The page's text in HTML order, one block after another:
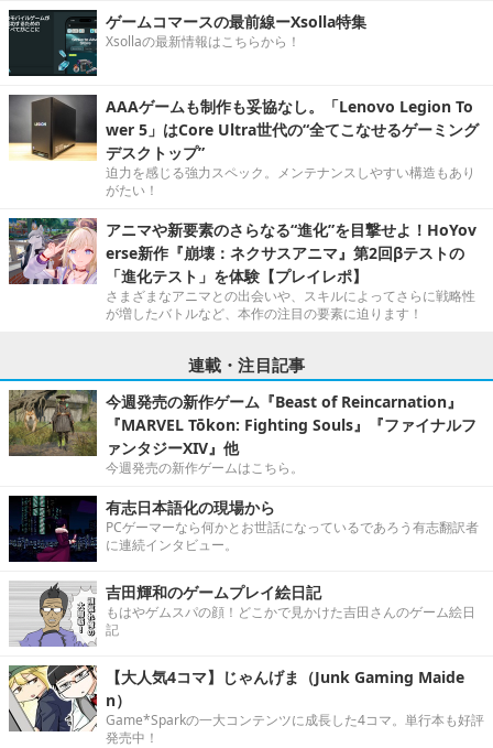
ゲームコマースの最前線ーXsolla特集
Xsollaの最新情報はこちらから！
AAAゲームも制作も妥協なし。「Lenovo Legion To
wer 5」はCore Ultra世代の“全てこなせるゲーミング
デスクトップ”
迫力を感じる強力スペック。メンテナンスしやすい構造もあり
がたい！
アニマや新要素のさらなる“進化”を目撃せよ！HoYov
erse新作『崩壊：ネクサスアニマ』第2回βテストの
「進化テスト」を体験【プレイレポ】
さまざまなアニマとの出会いや、スキルによってさらに戦略性
が増したバトルなど、本作の注目の要素に迫ります！
連載・注目記事
今週発売の新作ゲーム『Beast of Reincarnation』
『MARVEL Tōkon: Fighting Souls』『ファイナルフ
ァンタジーXIV』他
今週発売の新作ゲームはこちら。
有志日本語化の現場から
PCゲーマーなら何かとお世話になっているであろう有志翻訳者
に連続インタビュー。
吉田輝和のゲームプレイ絵日記
もはやゲムスパの顔！どこかで見かけた吉田さんのゲーム絵日
記
【大人気4コマ】じゃんげま（Junk Gaming Maide
n）
Game*Sparkの一大コンテンツに成長した4コマ。単行本も好評
発売中！